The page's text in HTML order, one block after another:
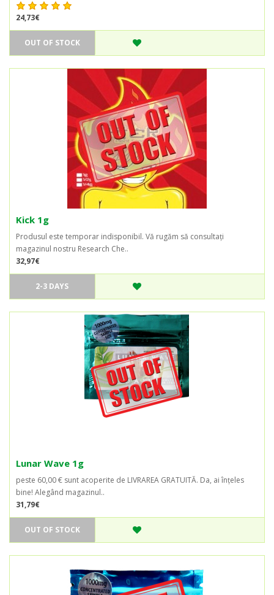
24,73€
OUT OF STOCK
Kick 1g
Produsul este temporar indisponibil. Vă rugăm să consultați
magazinul nostru Research Che..
32,97€
2-3 DAYS
Lunar Wave 1g
peste 60,00 € sunt acoperite de LIVRAREA GRATUITĂ. Da, ai înțeles
bine! Alegând magazinul..
31,79€
OUT OF STOCK